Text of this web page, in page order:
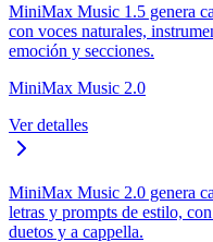
MiniMax Music 1.5 genera
con voces naturales,
emoción y secciones.
MiniMax Music 2.0
Ver detalles
MiniMax Music 2.0 genera
letras y prompts de estilo,
duetos y a cappella.